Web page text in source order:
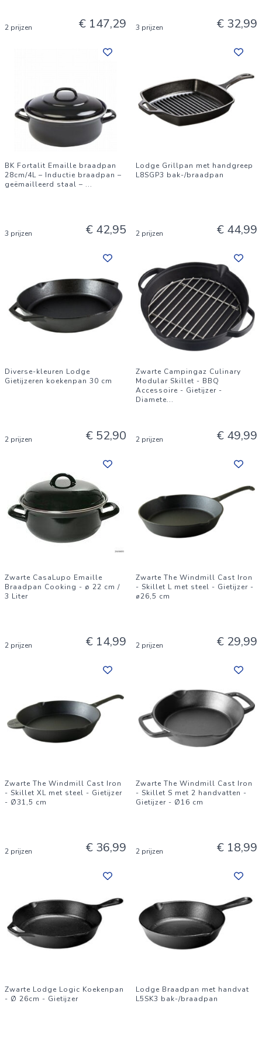
2 prijzen € 147,29 3 prijzen € 32,99
BK Fortalit Emaille braadpan
28cm/4L – Inductie braadpan –
geëmailleerd staal – ...
3 prijzen € 42,95
Lodge Grillpan met handgreep
L8SGP3 bak-/braadpan
2 prijzen € 44,99
Diverse-kleuren Lodge
Gietijzeren koekenpan 30 cm
2 prijzen € 52,90
Zwarte Campingaz Culinary
Modular Skillet - BBQ
Accessoire - Gietijzer -
Diamete...
2 prijzen € 49,99
Zwarte CasaLupo Emaille
Braadpan Cooking - ø 22 cm /
3 Liter
2 prijzen € 14,99
Zwarte The Windmill Cast Iron
- Skillet L met steel - Gietijzer -
⌀26,5 cm
2 prijzen € 29,99
Zwarte The Windmill Cast Iron
- Skillet XL met steel - Gietijzer
- Ø31,5 cm
2 prijzen € 36,99
Zwarte The Windmill Cast Iron
- Skillet S met 2 handvatten -
Gietijzer - Ø16 cm
2 prijzen € 18,99
Zwarte Lodge Logic Koekenpan
- Ø 26cm - Gietijzer
Lodge Braadpan met handvat
L5SK3 bak-/braadpan